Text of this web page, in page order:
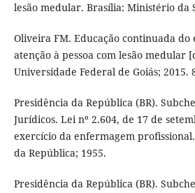
lesão medular. Brasília: Ministério da
Oliveira FM. Educação continuada
atenção à pessoa com lesão medular
Universidade Federal de Goiás; 2015.
Presidência da República (BR).
Jurídicos. Lei nº 2.604, de 17 de
exercício da enfermagem
da República; 1955.
Presidência da República (BR).